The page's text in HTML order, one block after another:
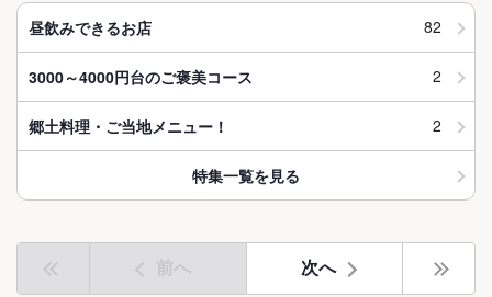
昼飲みできるお店 82
3000～4000円台のご褒美コース 2
郷土料理・ご当地メニュー！ 2
特集一覧を見る
前へ 次へ